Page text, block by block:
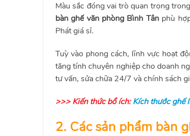
Màu sắc đóng vai trò quan trọng
bàn ghế văn phòng Bình Tânphù
Phát giá sỉ.
Tuỳ vào phong cách, lĩnh vực hoạt
tăng tính chuyên nghiệp cho doanh
tư vấn, sửa chữa 24/7 và chính sách
>>> Kiến thức bổ ích: Kích thước ghế
2. Các sản phẩm bàn